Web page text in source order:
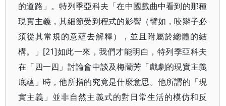
的道路」。特列季亞科夫「在中國戲曲中看到的那種
現實主義，其細節受到程式的影響（譬如，咬辮子必
須從其常規的意蘊去解釋），並且附屬於總體的結
構。」[21]如此一來，我們才能明白，特列季亞科夫
在「四一四」討論會中談及梅蘭芳「戲劇的現實主義
底蘊」時，他所指的究竟是什麼意思。他所謂的「現
實主義」並非自然主義式的對日常生活的模仿和反